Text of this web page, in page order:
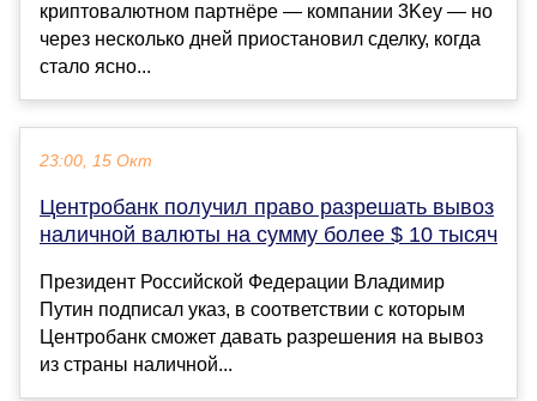
криптовалютном партнёре — компании 3Key — но
через несколько дней приостановил сделку, когда
стало ясно...
23:00, 15 Окт
Центробанк получил право разрешать вывоз
наличной валюты на сумму более $ 10 тысяч
Президент Российской Федерации Владимир
Путин подписал указ, в соответствии с которым
Центробанк сможет давать разрешения на вывоз
из страны наличной...